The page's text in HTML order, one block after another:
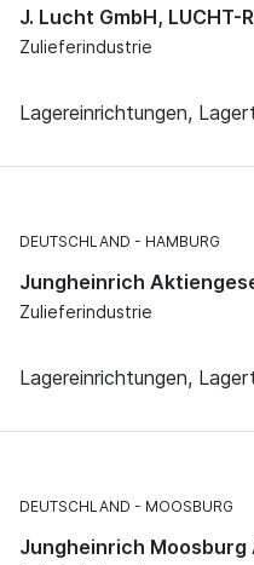
J. Lucht GmbH, LUCHT-
Zulieferindustrie
Lagereinrichtungen,
DEUTSCHLAND HAMBURG
Jungheinrich
Zulieferindustrie
Lagereinrichtungen,
DEUTSCHLAND MOOSBURG
Jungheinrich Moosburg